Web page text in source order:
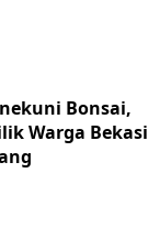
Bonsai,
Warga Bekasi